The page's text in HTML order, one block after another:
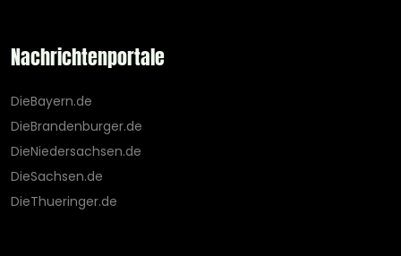
Nachrichtenportale
DieBayern.de
DieBrandenburger.de
DieNiedersachsen.de
DieSachsen.de
DieThueringer.de